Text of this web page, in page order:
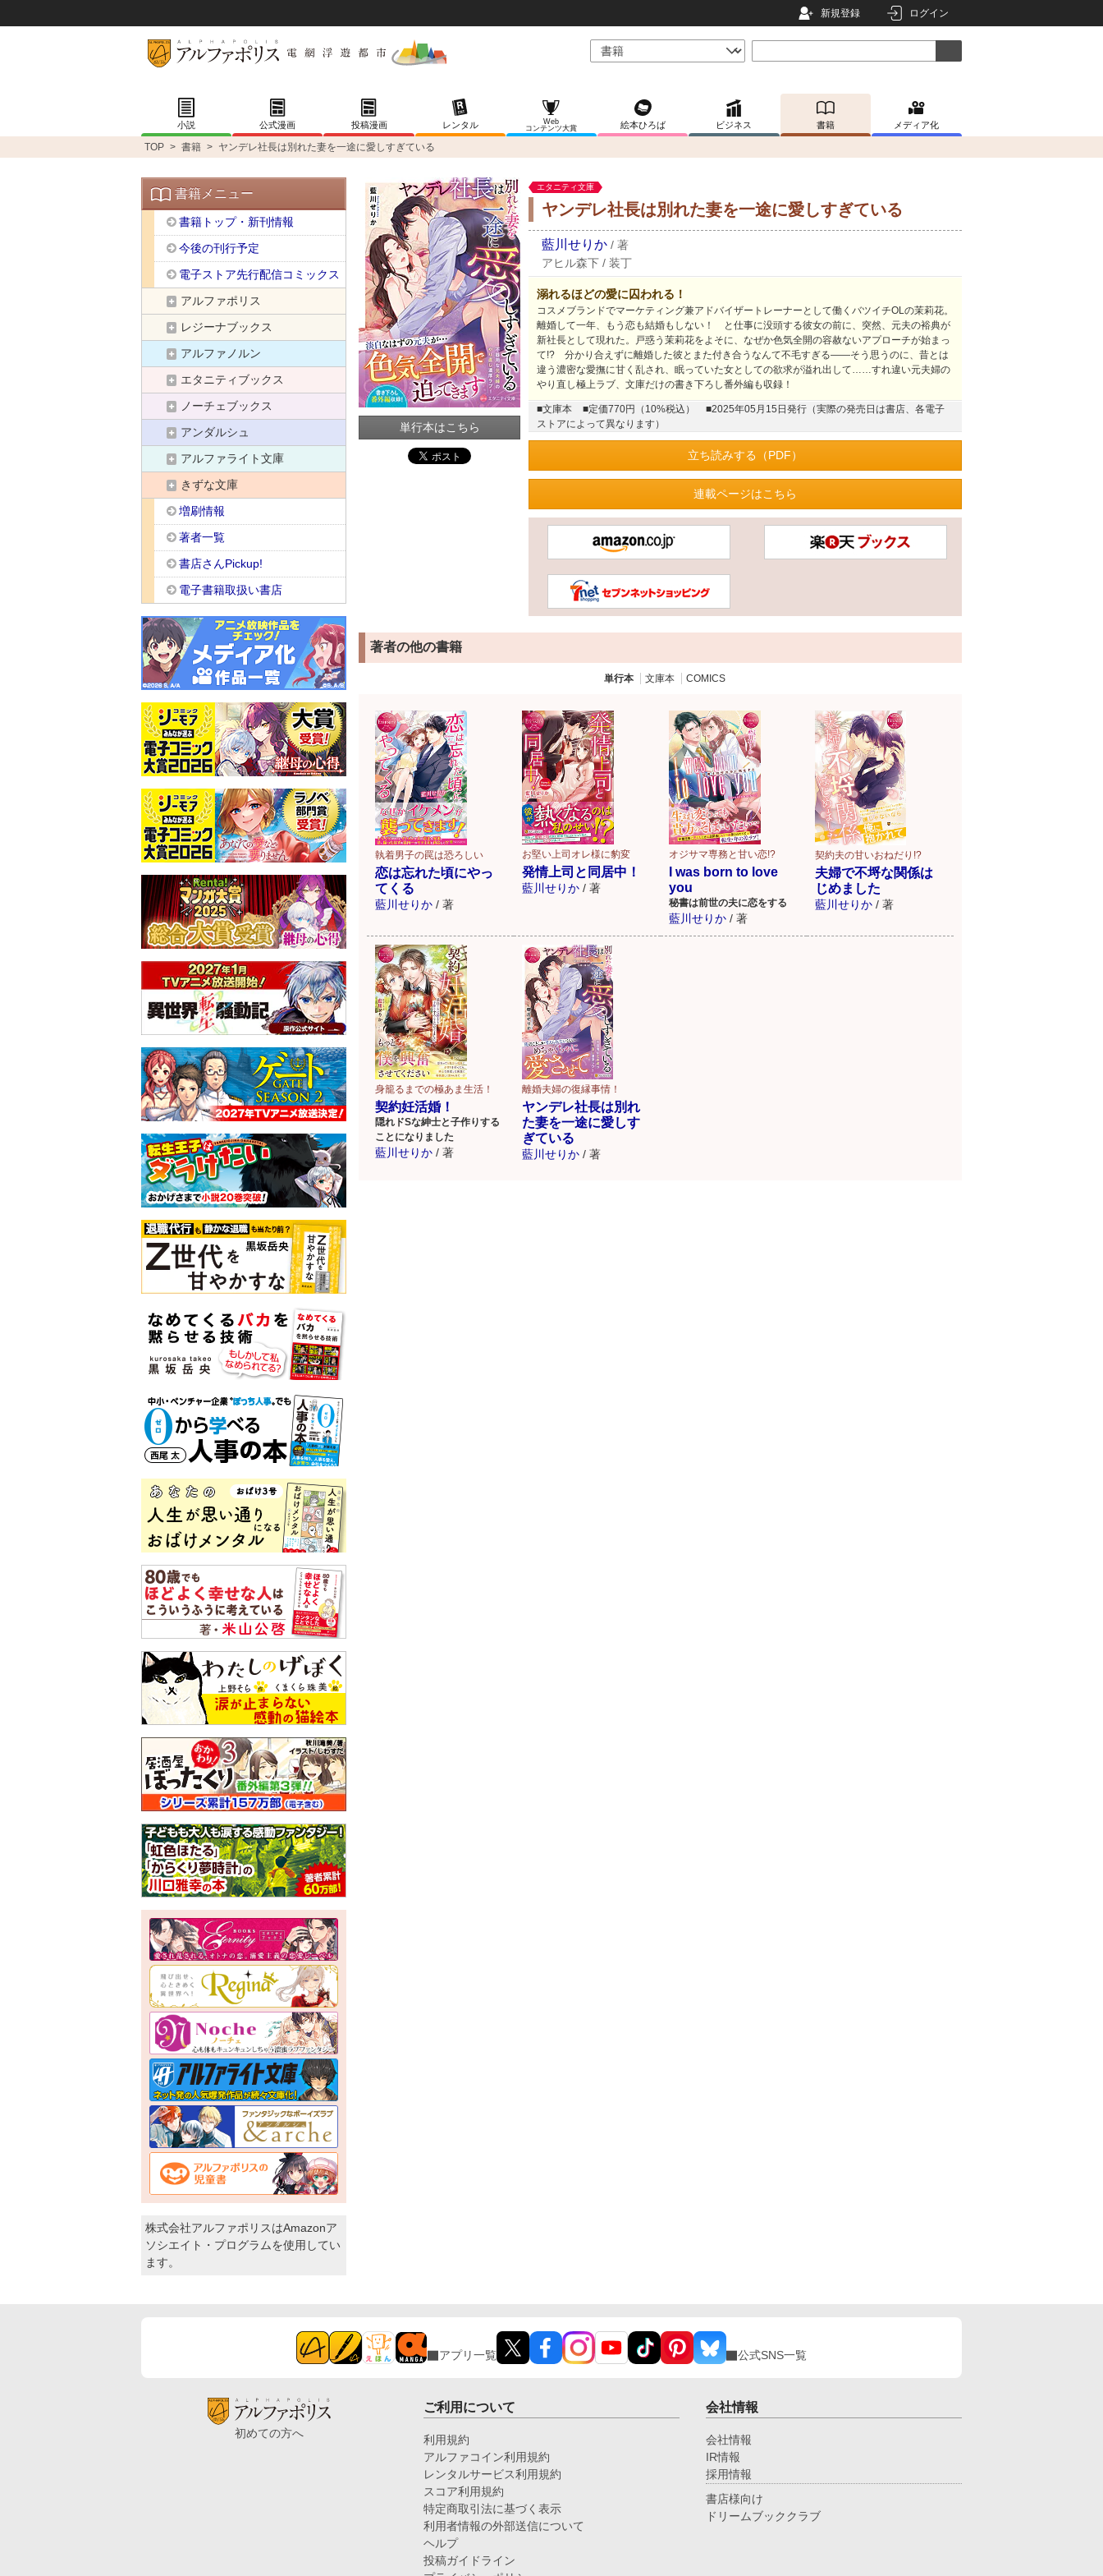
新規登録 ログイン
小説 公式漫画 投稿漫画 レンタル
Web
コンテンツ大賞
絵本ひろば ビジネス 書籍 メディア化
TOP > 書籍 > ヤンデレ社長は別れた妻を一途に愛しすぎている
単行本はこちら
エタニティ文庫
ヤンデレ社長は別れた妻を一途に愛しすぎている
藍川せりか / 著
アヒル森下 / 装丁
溺れるほどの愛に囚われる！
コスメブランドでマーケティング兼アドバイザートレーナーとして働くバツイチOLの茉莉花。
離婚して一年、もう恋も結婚もしない！ と仕事に没頭する彼女の前に、突然、元夫の裕典が
新社長として現れた。戸惑う茉莉花をよそに、なぜか色気全開の容赦ないアプローチが始まっ
て!? 分かり合えずに離婚した彼とまた付き合うなんて不毛すぎる――そう思うのに、昔とは
違う濃密な愛撫に甘く乱され、眠っていた女としての欲求が溢れ出して……すれ違い元夫婦の
やり直し極上ラブ、文庫だけの書き下ろし番外編も収録！
■文庫本 ■定価770円（10%税込）
■2025年05月15日発行（実際の発売日は書店、各電子
ストアによって異なります）
立ち読みする（PDF）
連載ページはこちら
著者の他の書籍
単行本 文庫本 COMICS
執着男子の罠は恐ろしい
恋は忘れた頃にやっ
てくる
藍川せりか / 著
お堅い上司オレ様に豹変
発情上司と同居中！
藍川せりか / 著
オジサマ専務と甘い恋!?
I was born to love
you
秘書は前世の夫に恋をする
藍川せりか / 著
契約夫の甘いおねだり!?
夫婦で不埒な関係は
じめました
藍川せりか / 著
身籠るまでの極あま生活！
契約妊活婚！
隠れドSな紳士と子作りする
ことになりました
藍川せりか / 著
離婚夫婦の復縁事情！
ヤンデレ社長は別れ
た妻を一途に愛しす
ぎている
藍川せりか / 著
書籍メニュー
書籍トップ・新刊情報
今後の刊行予定
電子ストア先行配信コミックス
アルファポリス
レジーナブックス
アルファノルン
エタニティブックス
ノーチェブックス
アンダルシュ
アルファライト文庫
きずな文庫
増刷情報
著者一覧
書店さんPickup!
電子書籍取扱い書店
株式会社アルファポリスはAmazonア
ソシエイト・プログラムを使用してい
ます。
アプリ一覧 公式SNS一覧
初めての方へ
ご利用について
利用規約
アルファコイン利用規約
レンタルサービス利用規約
スコア利用規約
特定商取引法に基づく表示
利用者情報の外部送信について
ヘルプ
投稿ガイドライン
会社情報
会社情報
IR情報
採用情報
書店様向け
ドリームブッククラブ